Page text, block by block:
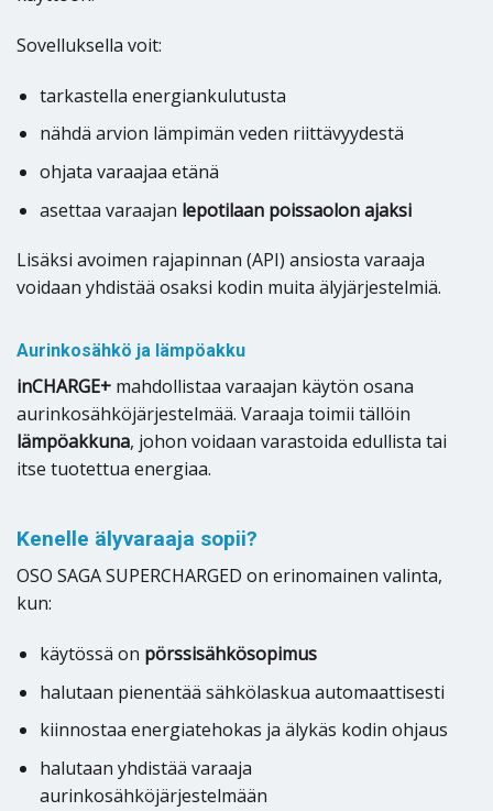
Sovelluksella voit:
tarkastella energiankulutusta
nähdä arvion lämpimän veden riittävyydestä
ohjata varaajaa etänä
asettaa varaajan lepotilaan poissaolon ajaksi
Lisäksi avoimen rajapinnan (API) ansiosta varaaja
voidaan yhdistää osaksi kodin muita älyjärjestelmiä.
Aurinkosähkö ja lämpöakku
inCHARGE+ mahdollistaa varaajan käytön osana
aurinkosähköjärjestelmää. Varaaja toimii tällöin
lämpöakkuna, johon voidaan varastoida edullista tai
itse tuotettua energiaa.
Kenelle älyvaraaja sopii?
OSO SAGA SUPERCHARGED on erinomainen valinta,
kun:
käytössä on pörssisähkösopimus
halutaan pienentää sähkölaskua automaattisesti
kiinnostaa energiatehokas ja älykäs kodin ohjaus
halutaan yhdistää varaaja
aurinkosähköjärjestelmään